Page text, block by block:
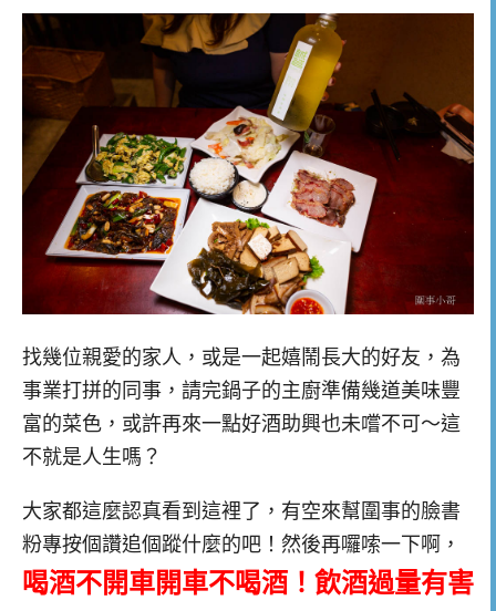
找幾位親愛的家人，或是一起嬉鬧長大的好友，為
事業打拼的同事，請完鍋子的主廚準備幾道美味豐
富的菜色，或許再來一點好酒助興也未嚐不可～這
不就是人生嗎？
大家都這麼認真看到這裡了，有空來幫圍事的臉書
粉專按個讚追個蹤什麼的吧！然後再囉嗦一下啊，
喝酒不開車開車不喝酒！飲酒過量有害